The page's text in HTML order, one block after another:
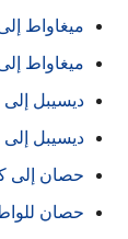
ميغاواط
ميغاواط إلى
ديسيبل إلى
ديسيبل إلى
حصان إلى
حصان للواط